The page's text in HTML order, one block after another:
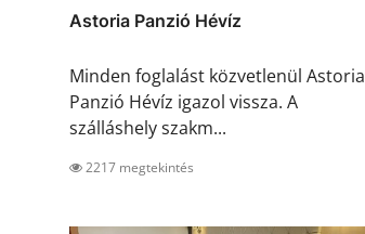
Astoria Panzió Hévíz
Minden foglalást közvetlenül Astoria
Panzió Hévíz igazol vissza. A
szálláshely szakm...
2217 megtekintés